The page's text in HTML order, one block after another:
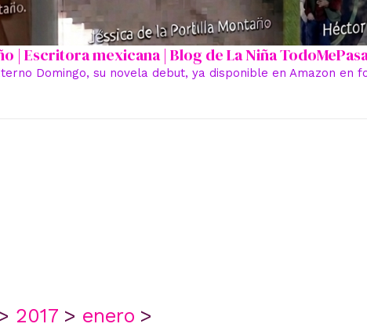
| Escritora mexicana | Blog de La Niña
Domingo, su novela debut, ya disponible en Amazon
2017
enero